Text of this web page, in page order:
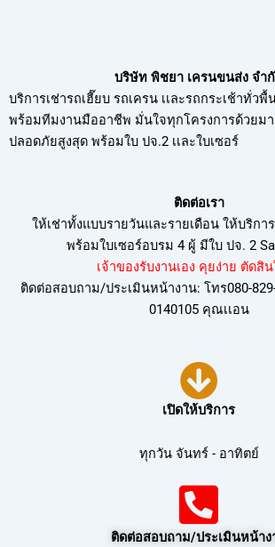
บริษัท พิชยา เครนขนส่ง จำ
บริการเช่ารถเฮี๊ยบ รถเครน เเละรถกระเช้าทั่ว
พร้อมทีมงานมืออาชีพ มั่นใจทุกโครงการด้วยม
ปลอดภัยสูงสุด พร้อมใบ ปจ.2 เเละใบเซอร์
ติดต่อเรา
ให้เช่าทั้งแบบรายวันและรายเดือน ให้บริกา
พร้อมใบเซอร์อบรม 4 ผู้ มีใบ ปจ. 2
เจ้าของรับงานเอง คุยง่าย ตัดสิน
ติดต่อสอบถาม/ประเมินหน้างาน: โทร080-
0140105 คุณเเอน
เปิดให้บริการ
ทุกวัน จันทร์ - อาทิตย์
ติดต่อสอบถาม/ประเมินหน้าง